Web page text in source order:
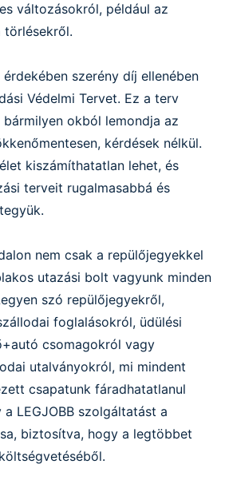
változásokról, például az
szerény díj ellenében
Védelmi Tervet. Ez a terv
okból lemondja az
kérdések nélkül.
kiszámíthatatlan lehet, és
terveit rugalmasabbá és
nem csak a repülőjegyekkel
utazási bolt vagyunk minden
szó repülőjegyekről,
foglalásokról, üdülési
csomagokról vagy
utalványokról, mi mindent
csapatunk fáradhatatlanul
LEGJOBB szolgáltatást a
biztosítva, hogy a legtöbbet